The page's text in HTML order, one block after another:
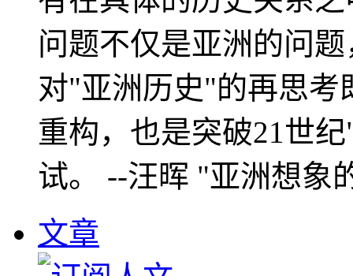
问题不仅是亚洲的问
对"亚洲历史"的再思考
重构，也是突破21世
试。 --汪晖 "亚洲想象
文章